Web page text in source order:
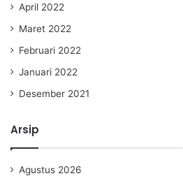
April 2022
Maret 2022
Februari 2022
Januari 2022
Desember 2021
Arsip
Agustus 2026